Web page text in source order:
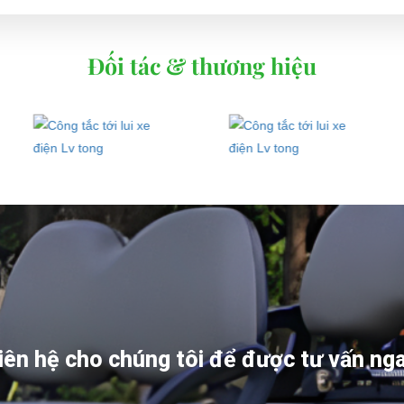
Đối tác & thương hiệu
hệ cho chúng tôi để được tư vấn